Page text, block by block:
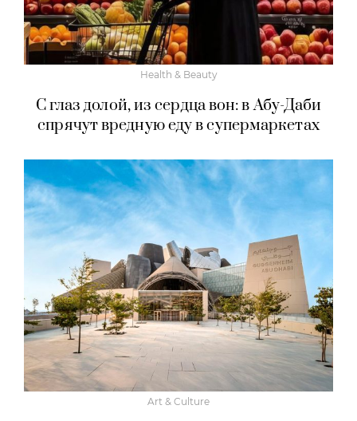
Health & Beauty
С глаз долой, из сердца вон: в Абу-Даби
спрячут вредную еду в супермаркетах
Art & Culture